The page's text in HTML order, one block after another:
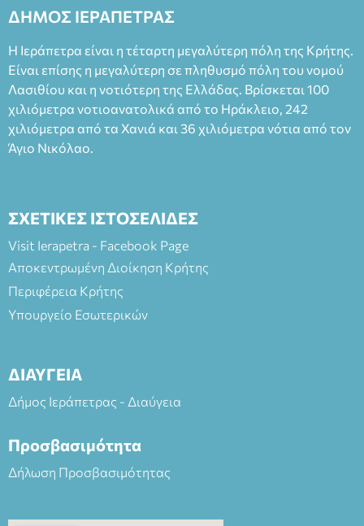
ΔΗΜΟΣ ΙΕΡΑΠΕΤΡΑΣ
Η Ιεράπετρα είναι η τέταρτη μεγαλύτερη πόλη της Κρήτης.
Είναι επίσης η μεγαλύτερη σε πληθυσμό πόλη του νομού
Λασιθίου και η νοτιότερη της Ελλάδας. Βρίσκεται 100
χιλιόμετρα νοτιοανατολικά από το Ηράκλειο, 242
χιλιόμετρα από τα Χανιά και 36 χιλιόμετρα νότια από τον
Άγιο Νικόλαο.
ΣΧΕΤΙΚΕΣ ΙΣΤΟΣΕΛΙΔΕΣ
Visit Ierapetra - Facebook Page
Αποκεντρωμένη Διοίκηση Κρήτης
Περιφέρεια Κρήτης
Υπουργείο Εσωτερικών
ΔΙΑΥΓΕΙΑ
Δήμος Ιεράπετρας - Διαύγεια
Προσβασιμότητα
Δήλωση Προσβασιμότητας